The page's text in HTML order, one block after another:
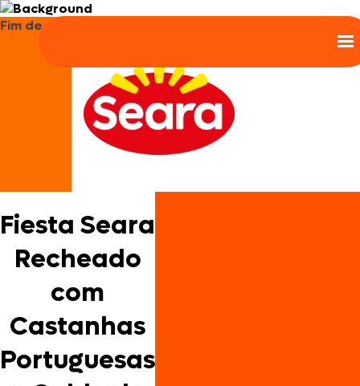
Fim de ano
Fiesta Seara
Recheado
com
Castanhas
Portuguesas